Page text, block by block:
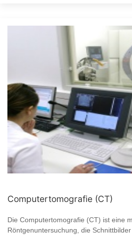
Computertomografie (CT)
Die Computertomografie (CT) ist eine
Röntgenuntersuchung, die